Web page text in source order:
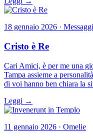
18 gennaio 2026 · Messaggi
Cristo è Re
Cari Amici, è per me una
Tampa assieme a
di voi hanno ben chiara la
Leggi →
11 gennaio 2026 · Omelie